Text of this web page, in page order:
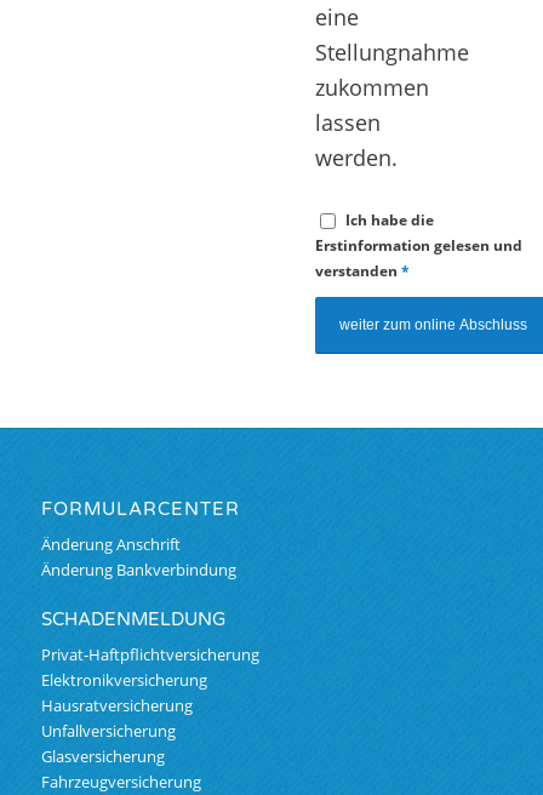
eine
Stellungnahme
zukommen
lassen
werden.
Ich habe die
Erstinformation gelesen und
verstanden *
FORMULARCENTER
Änderung Anschrift
Änderung Bankverbindung
SCHADENMELDUNG
Privat-Haftpflichtversicherung
Elektronikversicherung
Hausratversicherung
Unfallversicherung
Glasversicherung
Fahrzeugversicherung